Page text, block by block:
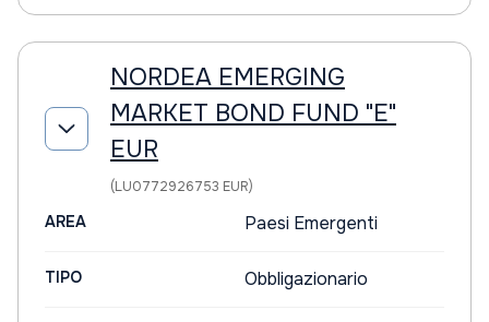
NORDEA EMERGING
MARKET BOND FUND "E"
EUR
(LU0772926753 EUR)
AREA Paesi Emergenti
TIPO Obbligazionario